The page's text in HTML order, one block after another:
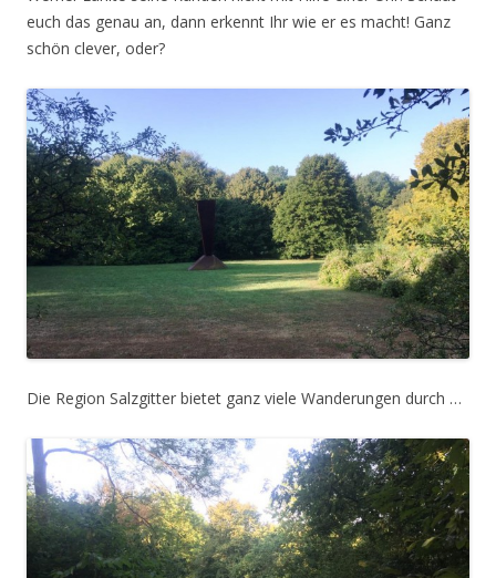
euch das genau an, dann erkennt Ihr wie er es macht! Ganz
schön clever, oder?
Die Region Salzgitter bietet ganz viele Wanderungen durch …